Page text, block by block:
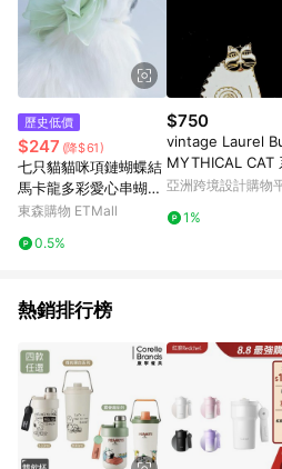
歷史低價
$247 (降$61)
七只貓貓咪項鏈蝴蝶結
馬卡龍多彩愛心串蝴蝶
結中大型寵物狗狗飾品
東森購物 ETMall
0.5%
$750
vintage Laurel Burch
MYTHICAL CAT
白貓 別針 胸針
亞洲跨境設計購物
1%
熱銷排行榜